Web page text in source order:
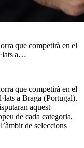
que competirà en el
a…
que competirà en el
a Braga (Portugal).
aquest
de cada categoria,
de seleccions